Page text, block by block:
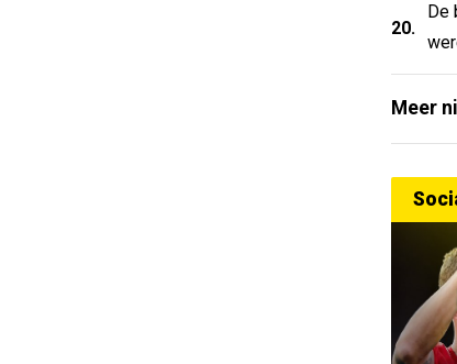
20.
De
Meer